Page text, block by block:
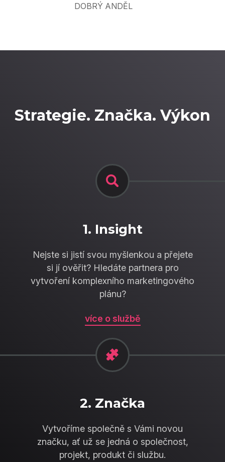
DOBRÝ ANDĚL
Strategie. Značka. Výkon
1. Insight
Nejste si jistí svou myšlenkou a přejete
si jí ověřit? Hledáte partnera pro
vytvoření komplexního marketingového
plánu?
více o službě
2. Značka
Vytvoříme společně s Vámi novou
značku, ať už se jedná o společnost,
projekt, produkt či službu.